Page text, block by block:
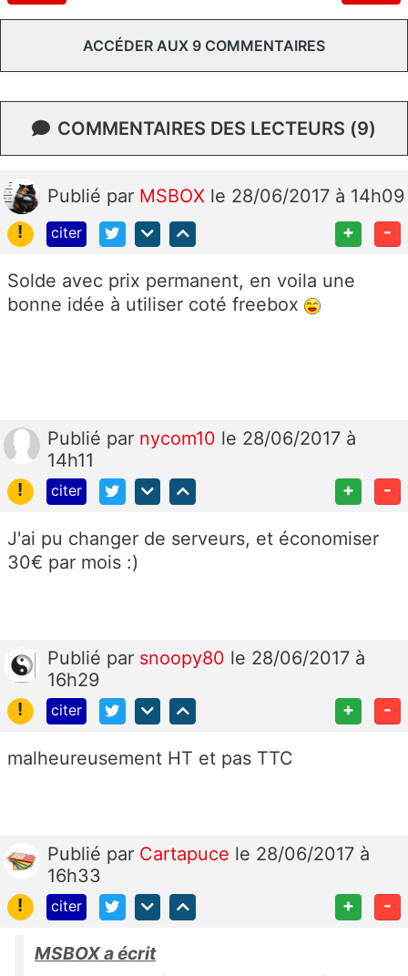
ACCÉDER AUX 9 COMMENTAIRES
COMMENTAIRES DES LECTEURS (9)
Publié par MSBOX le 28/06/2017 à 14h09
!
citer + -
Solde avec prix permanent, en voila une
bonne idée à utiliser coté freebox
Publié par nycom10 le 28/06/2017 à
14h11
!
citer + -
J'ai pu changer de serveurs, et économiser
30€ par mois :)
Publié par snoopy80 le 28/06/2017 à
16h29
!
citer + -
malheureusement HT et pas TTC
Publié par Cartapuce le 28/06/2017 à
16h33
!
citer + -
MSBOX a écrit